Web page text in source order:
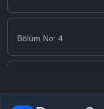
Bölüm No: 4